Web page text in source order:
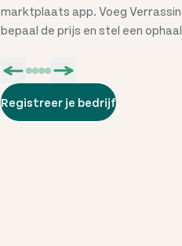
marktplaats app. Voeg
bepaal de prijs en stel een
Registreer je bedrijf